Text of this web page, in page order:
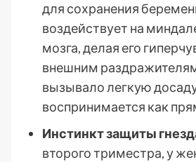
для сохранения
воздействует на
мозга, делая его
внешним
вызывало легкую
воспринимается как
Инстинкт защиты
второго триместра, у